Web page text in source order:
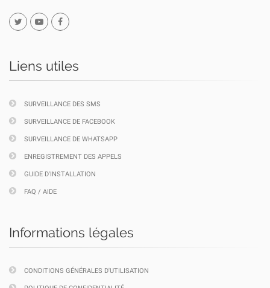
Liens utiles
SURVEILLANCE DES SMS
SURVEILLANCE DE FACEBOOK
SURVEILLANCE DE WHATSAPP
ENREGISTREMENT DES APPELS
GUIDE D'INSTALLATION
FAQ / AIDE
Informations légales
CONDITIONS GÉNÉRALES D'UTILISATION